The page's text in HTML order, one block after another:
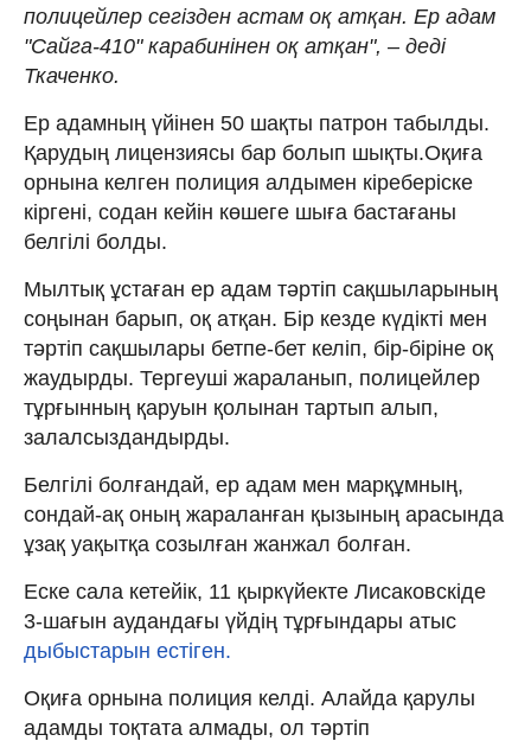
полицейлер сегізден астам оқ атқан. Ер адам
"Сайга-410" карабинінен оқ атқан", – деді
Ткаченко.
Ер адамның үйінен 50 шақты патрон табылды.
Қарудың лицензиясы бар болып шықты.Оқиға
орнына келген полиция алдымен кіреберіске
кіргені, содан кейін көшеге шыға бастағаны
белгілі болды.
Мылтық ұстаған ер адам тәртіп сақшыларының
соңынан барып, оқ атқан. Бір кезде күдікті мен
тәртіп сақшылары бетпе-бет келіп, бір-біріне оқ
жаудырды. Тергеуші жараланып, полицейлер
тұрғынның қаруын қолынан тартып алып,
залалсыздандырды.
Белгілі болғандай, ер адам мен марқұмның,
сондай-ақ оның жараланған қызының арасында
ұзақ уақытқа созылған жанжал болған.
Еске сала кетейік, 11 қыркүйекте Лисаковскіде
3-шағын аудандағы үйдің тұрғындары атыс
дыбыстарын естіген.
Оқиға орнына полиция келді. Алайда қарулы
адамды тоқтата алмады, ол тәртіп